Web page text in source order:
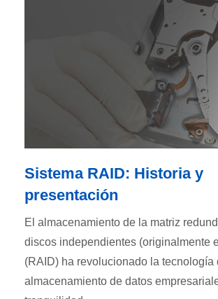
Sistema RAID: Historia y
presentación
El almacenamiento de la matriz
discos independientes (originalmente
(RAID) ha revolucionado la tecnología
almacenamiento de datos